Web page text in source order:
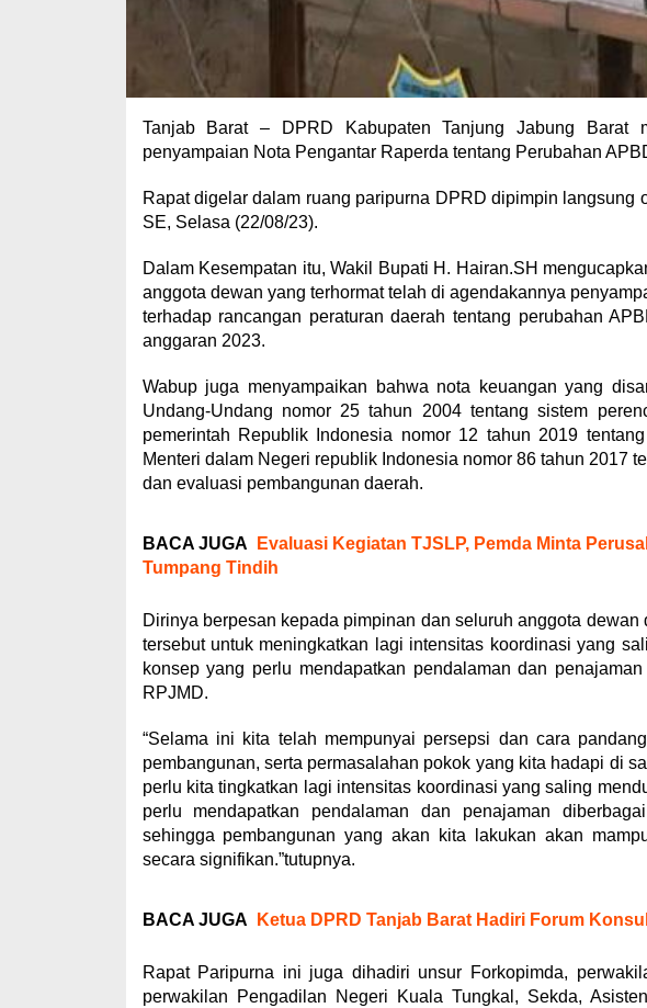
Tanjab Barat – DPRD Kabupaten Tanjung Jabung Barat
penyampaian Nota Pengantar Raperda tentang Perubahan
Rapat digelar dalam ruang paripurna DPRD dipimpin langsung
SE, Selasa (22/08/23).
Dalam Kesempatan itu, Wakil Bupati H. Hairan.SH
anggota dewan yang terhormat telah di agendakannya
terhadap rancangan peraturan daerah tentang perubahan
anggaran 2023.
Wabup juga menyampaikan bahwa nota keuangan yang
Undang-Undang nomor 25 tahun 2004 tentang sistem
pemerintah Republik Indonesia nomor 12 tahun 2019
Menteri dalam Negeri republik Indonesia nomor 86 tahun 2017
dan evaluasi pembangunan daerah.
BACA JUGA
Evaluasi Kegiatan TJSLP, Pemda Minta
Tumpang Tindih
Dirinya berpesan kepada pimpinan dan seluruh anggota
tersebut untuk meningkatkan lagi intensitas koordinasi yang
konsep yang perlu mendapatkan pendalaman dan
RPJMD.
“Selama ini kita telah mempunyai persepsi dan cara
pembangunan, serta permasalahan pokok yang kita hadapi di
perlu kita tingkatkan lagi intensitas koordinasi yang saling
perlu mendapatkan pendalaman dan penajaman
sehingga pembangunan yang akan kita lakukan akan
secara signifikan.”tutupnya.
BACA JUGA Ketua DPRD Tanjab Barat Hadiri Forum
Rapat Paripurna ini juga dihadiri unsur Forkopimda,
perwakilan Pengadilan Negeri Kuala Tungkal, Sekda,